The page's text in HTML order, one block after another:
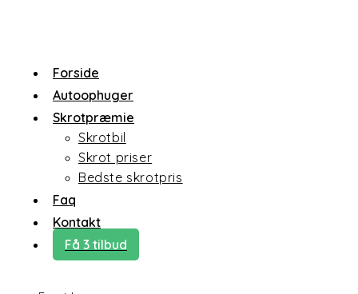
Forside
Autoophuger
Skrotpræmie
Skrotbil
Skrot priser
Bedste skrotpris
Faq
Kontakt
Få 3 tilbud